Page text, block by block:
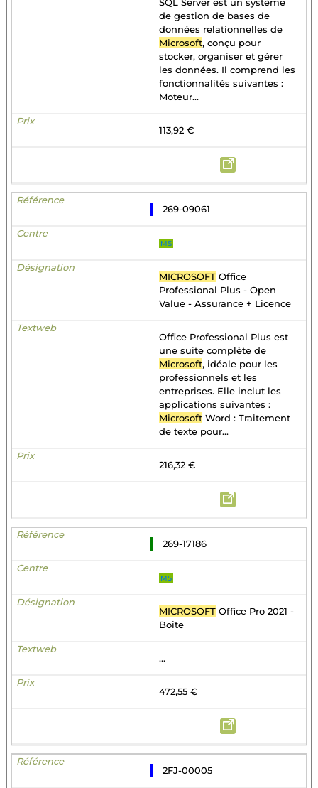
de gestion de bases de
données relationnelles de
Microsoft, conçu pour
stocker, organiser et gérer
les données. Il comprend les
fonctionnalités suivantes :
Moteur...
113,92 €
269-09061
MS
MICROSOFT Office
Professional Plus - Open
Value - Assurance + Licence
Office Professional Plus est
une suite complète de
Microsoft, idéale pour les
professionnels et les
entreprises. Elle inclut les
applications suivantes :
Microsoft Word : Traitement
de texte pour...
216,32 €
269-17186
MS
MICROSOFT Office Pro 2021 -
Boîte
...
472,55 €
2FJ-00005